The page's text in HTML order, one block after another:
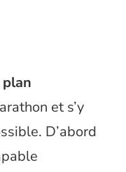
plan
et s’y
D’abord